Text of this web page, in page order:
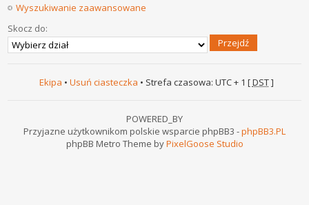
Wyszukiwanie zaawansowane
Skocz do:
Ekipa • Usuń ciasteczka • Strefa czasowa: UTC + 1 [DST]
POWERED_BY
Przyjazne użytkownikom polskie wsparcie phpBB3 -phpBB3.PL
phpBB Metro Theme byPixelGoose Studio